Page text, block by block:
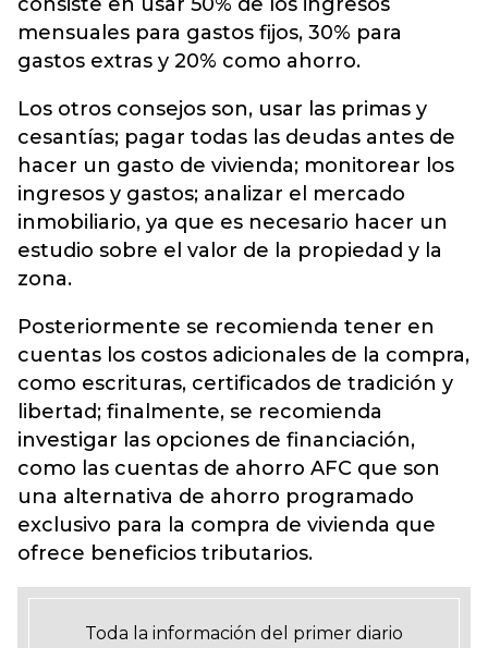
mensuales para gastos fijos, 30% para
gastos extras y 20% como ahorro.
Los otros consejos son, usar las primas y
cesantías; pagar todas las deudas antes de
hacer un gasto de vivienda; monitorear los
ingresos y gastos; analizar el mercado
inmobiliario, ya que es necesario hacer un
estudio sobre el valor de la propiedad y la
zona.
Posteriormente se recomienda tener en
cuentas los costos adicionales de la compra,
como escrituras, certificados de tradición y
libertad; finalmente, se recomienda
investigar las opciones de financiación,
como las cuentas de ahorro AFC que son
una alternativa de ahorro programado
exclusivo para la compra de vivienda que
ofrece beneficios tributarios.
Toda la información del primer diario